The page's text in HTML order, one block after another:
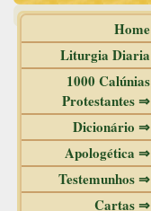
Home
Liturgia Diaria
1000 Calúnias
Protestantes ⇒
Dicionário ⇒
Apologética ⇒
Testemunhos ⇒
Cartas ⇒